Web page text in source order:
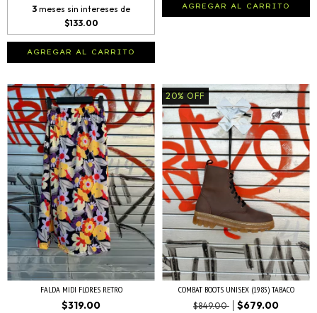
3 meses sin intereses de
$133.00
AGREGAR AL CARRITO
AGREGAR AL CARRITO
FALDA MIDI FLORES RETRO
$319.00
20% OFF
COMBAT BOOTS UNISEX (1985) TABACO
$849.00
$679.00